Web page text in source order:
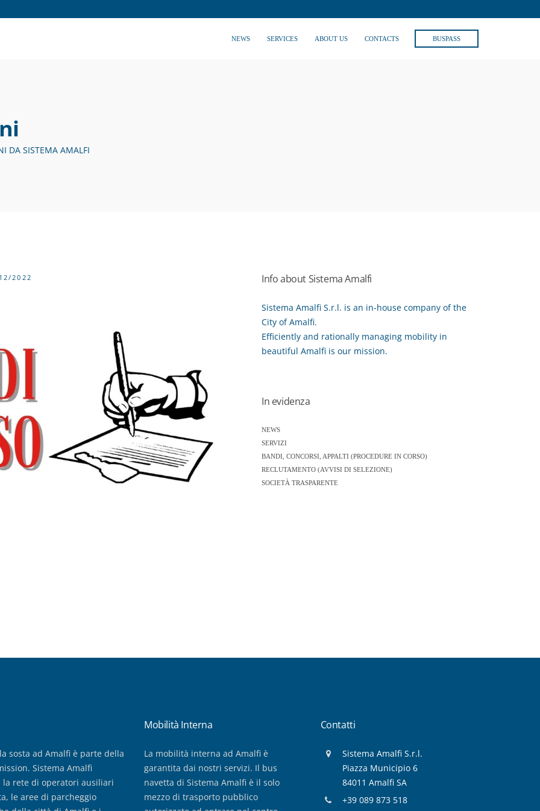
NEWS SERVICES ABOUT US CONTACTS BUSPASS
DA SISTEMA AMALFI
2022 Info about Sistema Amalfi
Sistema Amalfi S.r.l. is an in-house company of the
City of Amalfi.
Efficiently and rationally managing mobility in
beautiful Amalfi is our mission.
In evidenza
NEWS
SERVIZI
BANDI, CONCORSI, APPALTI (PROCEDURE IN CORSO)
RECLUTAMENTO (AVVISI DI SELEZIONE)
SOCIETÀ TRASPARENTE
sosta ad Amalfi è parte della
Sistema Amalfi
la rete di operatori ausiliari
le aree di parcheggio
Mobilità Interna
La mobilità interna ad Amalfi è
garantita dai nostri servizi. Il bus
navetta di Sistema Amalfi è il solo
mezzo di trasporto pubblico
Contatti
Sistema Amalfi S.r.l.
Piazza Municipio 6
84011 Amalfi SA
+39 089 873 518